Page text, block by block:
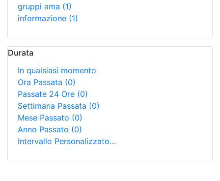
gruppi ama (1)
informazione (1)
Durata
In qualsiasi momento
Ora Passata (0)
Passate 24 Ore (0)
Settimana Passata (0)
Mese Passato (0)
Anno Passato (0)
Intervallo Personalizzato…